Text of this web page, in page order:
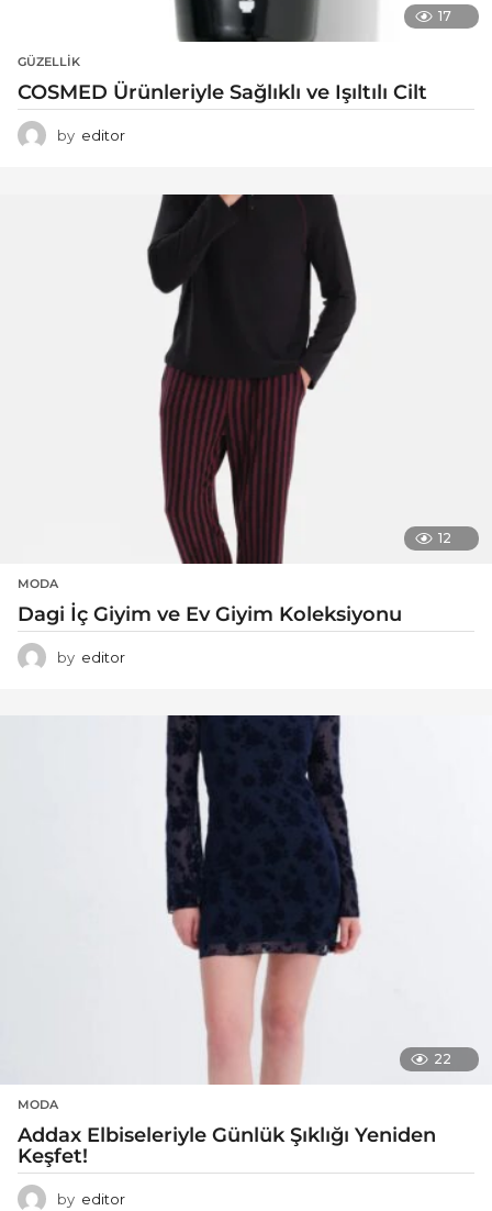
17
GÜZELLIK
COSMED Ürünleriyle Sağlıklı ve Işıltılı Cilt
by editor
12
MODA
Dagi İç Giyim ve Ev Giyim Koleksiyonu
by editor
22
MODA
Addax Elbiseleriyle Günlük Şıklığı Yeniden
Keşfet!
by editor